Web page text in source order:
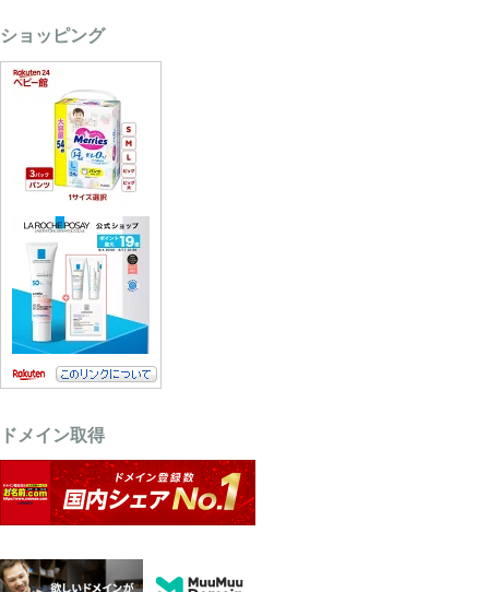
ショッピング
ドメイン取得